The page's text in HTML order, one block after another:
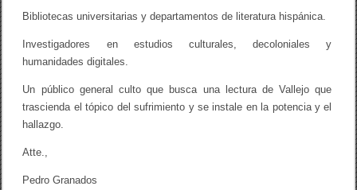
Bibliotecas universitarias y departamentos de literatura hispánica.
Investigadores en estudios culturales, decoloniales y
humanidades digitales.
Un público general culto que busca una lectura de Vallejo que
trascienda el tópico del sufrimiento y se instale en la potencia y el
hallazgo.
Atte.,
Pedro Granados